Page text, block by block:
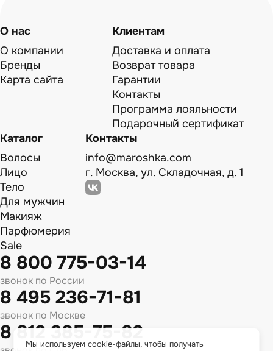
О нас
О компании
Бренды
Карта сайта
Клиентам
Доставка и оплата
Возврат товара
Гарантии
Контакты
Программа лояльности
Подарочный сертификат
Каталог
Волосы
Лицо
Тело
Для мужчин
Макияж
Парфюмерия
Sale
Контакты
info@maroshka.com
г. Москва, ул. Складочная, д. 1
8 800 775-03-14
звонок по России
8 495 236-71-81
звонок по Москве
8 812 385-75-82
Мы используем cookie-файлы, чтобы получать